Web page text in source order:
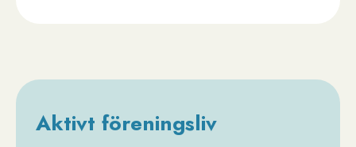
Aktivt föreningsliv